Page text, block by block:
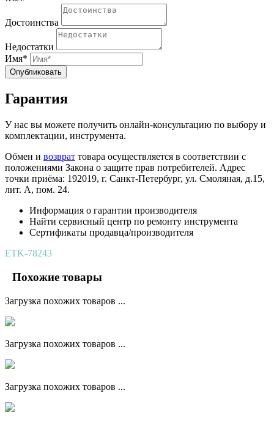
Достоинства
Недостатки
Имя*
Опубликовать
Гарантия
У нас вы можете получить онлайн-консультацию по выбору и
комплектации, инструмента.
Обмен и возврат товара осуществляется в соответствии с
положениями Закона о защите прав потребителей. Адрес
точки приёма: 192019, г. Санкт-Петербург, ул. Смоляная, д.15,
лит. А, пом. 24.
Информация о гарантии производителя
Найти сервисный центр по ремонту инструмента
Сертификаты продавца/производителя
ETK-78243
Похожие товары
Загрузка похожих товаров ...
Загрузка похожих товаров ...
Загрузка похожих товаров ...